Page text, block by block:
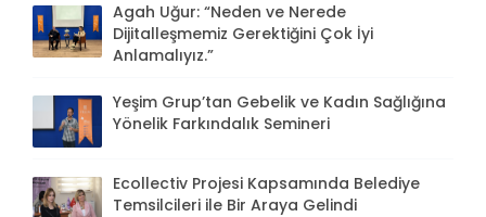
Agah Uğur: “Neden ve Nerede
Dijitalleşmemiz Gerektiğini Çok İyi
Anlamalıyız.”
Yeşim Grup’tan Gebelik ve Kadın Sağlığına
Yönelik Farkındalık Semineri
Ecollectiv Projesi Kapsamında Belediye
Temsilcileri ile Bir Araya Gelindi